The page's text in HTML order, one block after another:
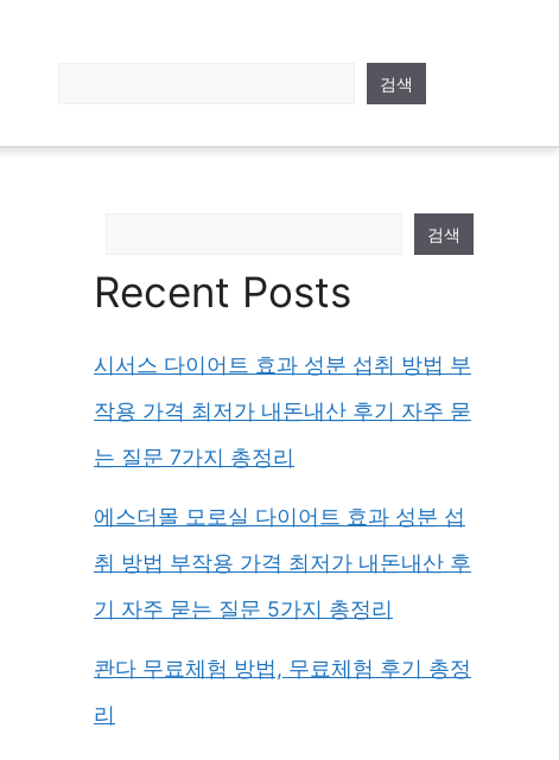
검색
검색
Recent Posts
시서스 다이어트 효과 성분 섭취 방법 부
작용 가격 최저가 내돈내산 후기 자주 묻
는 질문 7가지 총정리
에스더몰 모로실 다이어트 효과 성분 섭
취 방법 부작용 가격 최저가 내돈내산 후
기 자주 묻는 질문 5가지 총정리
콴다 무료체험 방법, 무료체험 후기 총정
리